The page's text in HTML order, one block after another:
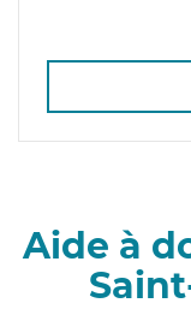
Aide à